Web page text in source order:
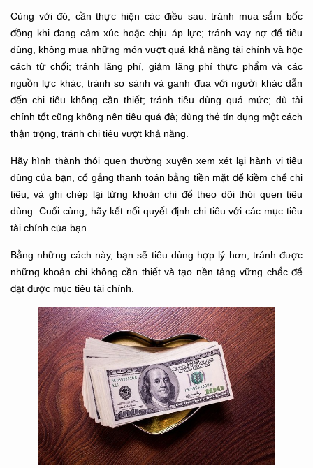
Cùng với đó, cần thực hiện các điều sau: tránh mua sắm bốc
đồng khi đang cảm xúc hoặc chịu áp lực; tránh vay nợ để tiêu
dùng, không mua những món vượt quá khả năng tài chính và học
cách từ chối; tránh lãng phí, giảm lãng phí thực phẩm và các
nguồn lực khác; tránh so sánh và ganh đua với người khác dẫn
đến chi tiêu không cần thiết; tránh tiêu dùng quá mức; dù tài
chính tốt cũng không nên tiêu quá đà; dùng thẻ tín dụng một cách
thận trọng, tránh chi tiêu vượt khả năng.
Hãy hình thành thói quen thường xuyên xem xét lại hành vi tiêu
dùng của bạn, cố gắng thanh toán bằng tiền mặt để kiềm chế chi
tiêu, và ghi chép lại từng khoản chi để theo dõi thói quen tiêu
dùng. Cuối cùng, hãy kết nối quyết định chi tiêu với các mục tiêu
tài chính của bạn.
Bằng những cách này, bạn sẽ tiêu dùng hợp lý hơn, tránh được
những khoản chi không cần thiết và tạo nền tảng vững chắc để
đạt được mục tiêu tài chính.